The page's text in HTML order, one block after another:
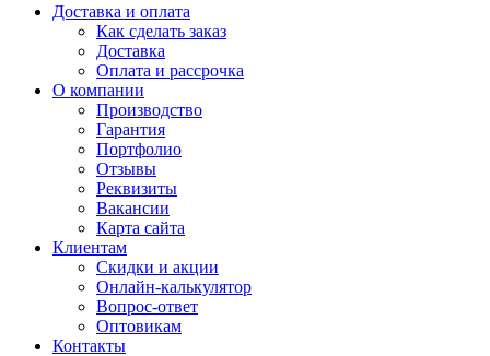
Доставка и оплата
Как сделать заказ
Доставка
Оплата и рассрочка
О компании
Производство
Гарантия
Портфолио
Отзывы
Реквизиты
Вакансии
Карта сайта
Клиентам
Скидки и акции
Онлайн-калькулятор
Вопрос-ответ
Оптовикам
Контакты